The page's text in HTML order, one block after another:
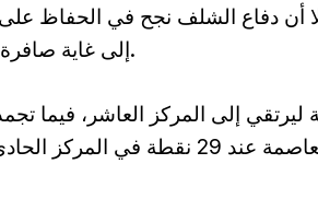
أن دفاع الشلف نجح في الحفاظ
إلى غاية صافرة النهاية.
رفع أولمبي الشلف رصيده إلى 31 نقطة ليرتقي إلى المركز العاشر،